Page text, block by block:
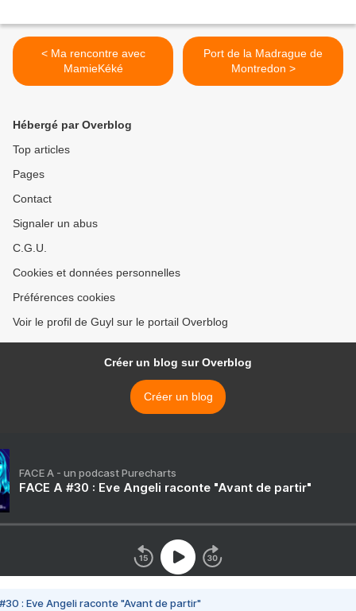
< Ma rencontre avec
MamieKéké
Port de la Madrague de
Montredon >
Hébergé par Overblog
Top articles
Pages
Contact
Signaler un abus
C.G.U.
Cookies et données personnelles
Préférences cookies
Voir le profil de Guyl sur le portail Overblog
Créer un blog sur Overblog
Créer un blog
FACE A - un podcast Purecharts
FACE A #30 : Eve Angeli raconte "Avant de partir"
#30 : Eve Angeli raconte "Avant de partir"